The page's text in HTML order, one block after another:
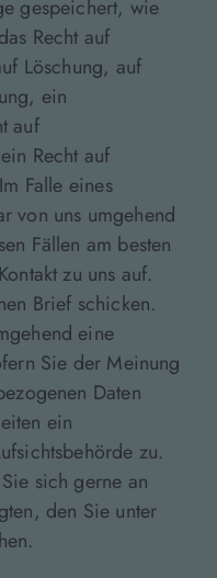
gespeichert, wie
Recht auf
Löschung, auf
ein
auf
Recht auf
Falle eines
von uns umgehend
Fällen am besten
zu uns auf.
Brief schicken.
eine
Sie der Meinung
Daten
ein
zu.
sich gerne an
den Sie unter